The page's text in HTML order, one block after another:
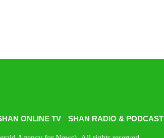
ONLINE TV SHAN RADIO & PODCAST